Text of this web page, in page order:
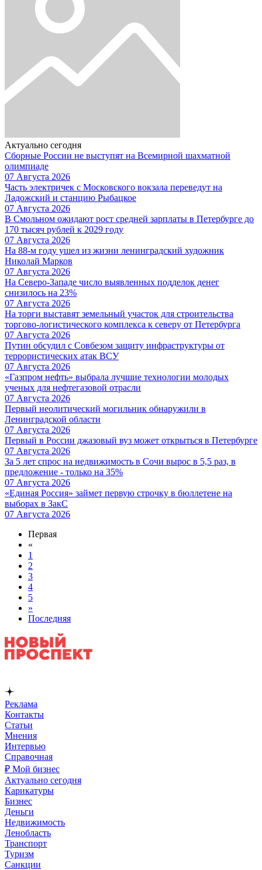
Актуально сегодня
Сборные России не выступят на Всемирной шахматной
олимпиаде
07 Августа 2026
Часть электричек с Московского вокзала переведут на
Ладожский и станцию Рыбацкое
07 Августа 2026
В Смольном ожидают рост средней зарплаты в Петербурге до
170 тысяч рублей к 2029 году
07 Августа 2026
На 88-м году ушел из жизни ленинградский художник
Николай Марков
07 Августа 2026
На Северо-Западе число выявленных подделок денег
снизилось на 23%
07 Августа 2026
На торги выставят земельный участок для строительства
торгово-логистического комплекса к северу от Петербурга
07 Августа 2026
Путин обсудил с Совбезом защиту инфраструктуры от
террористических атак ВСУ
07 Августа 2026
«Газпром нефть» выбрала лучшие технологии молодых
ученых для нефтегазовой отрасли
07 Августа 2026
Первый неолитический могильник обнаружили в
Ленинградской области
07 Августа 2026
Первый в России джазовый вуз может открыться в Петербурге
07 Августа 2026
За 5 лет спрос на недвижимость в Сочи вырос в 5,5 раз, в
предложение - только на 35%
07 Августа 2026
«Единая Россия» займет первую строчку в бюллетене на
выборах в ЗакС
07 Августа 2026
Первая
«
1
2
3
4
5
»
Последняя
Реклама
Контакты
Статьи
Мнения
Интервью
Справочная
₽ Мой бизнес
Актуально сегодня
Карикатуры
Бизнес
Деньги
Недвижимость
Ленобласть
Транспорт
Туризм
Санкции